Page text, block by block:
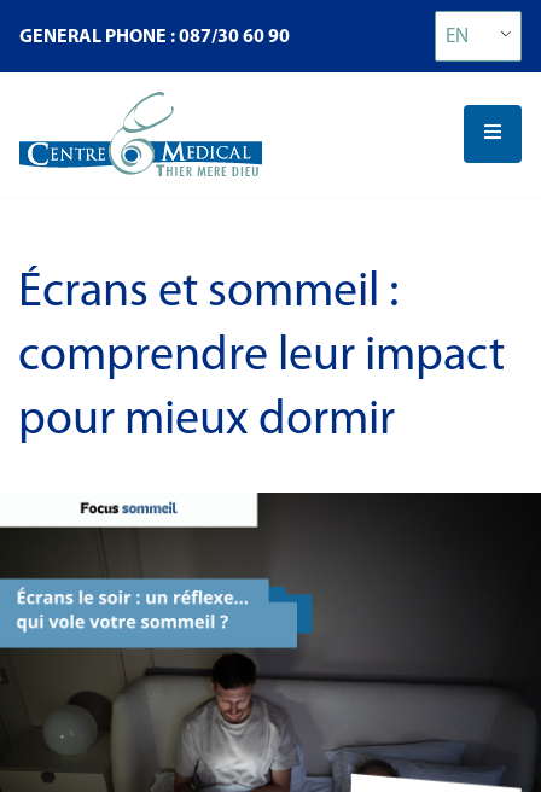
GENERAL PHONE : 087/30 60 90 EN
Écrans et sommeil :
comprendre leur impact
pour mieux dormir